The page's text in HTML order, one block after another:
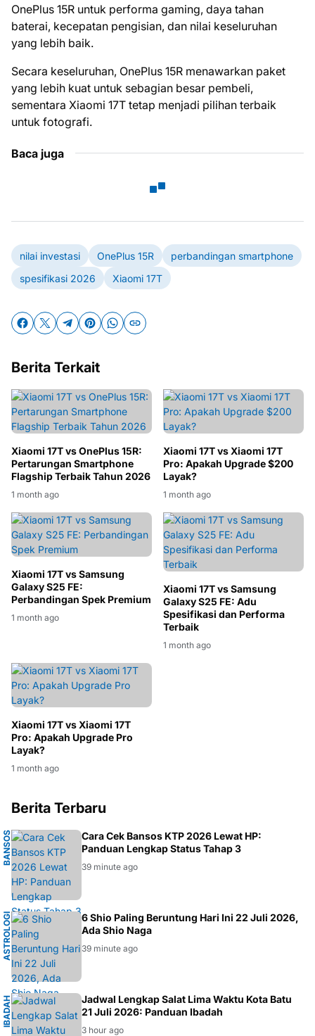
OnePlus 15R untuk performa gaming, daya tahan
baterai, kecepatan pengisian, dan nilai keseluruhan
yang lebih baik.
Secara keseluruhan, OnePlus 15R menawarkan paket
yang lebih kuat untuk sebagian besar pembeli,
sementara Xiaomi 17T tetap menjadi pilihan terbaik
untuk fotografi.
Baca juga
nilai investasi OnePlus 15R
perbandingan smartphone
spesifikasi 2026
Xiaomi 17T
Berita Terkait
Xiaomi 17T vs OnePlus 15R:
Pertarungan Smartphone
Flagship Terbaik Tahun 2026
1 month ago
Xiaomi 17T vs Xiaomi 17T
Pro: Apakah Upgrade $200
Layak?
1 month ago
Xiaomi 17T vs Samsung
Galaxy S25 FE:
Perbandingan Spek Premium
1 month ago
Xiaomi 17T vs Samsung
Galaxy S25 FE: Adu
Spesifikasi dan Performa
Terbaik
1 month ago
Xiaomi 17T vs Xiaomi 17T
Pro: Apakah Upgrade Pro
Layak?
1 month ago
Berita Terbaru
B
A
NS
O
S
2
0
26
Cara Cek Bansos KTP 2026 Lewat HP:
Panduan Lengkap Status Tahap 3
39 minute ago
A
S
T
R
O
L
OG
I
T
I
O
N
G
K
OK
6 Shio Paling Beruntung Hari Ini 22 Juli 2026,
Ada Shio Naga
39 minute ago
I
B
A
D
A
H
M
U
S
L
IM
Jadwal Lengkap Salat Lima Waktu Kota Batu
21 Juli 2026: Panduan Ibadah
3 hour ago